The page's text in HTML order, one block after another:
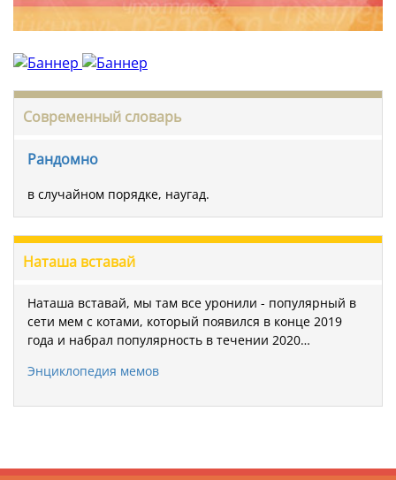
Современный словарь
Рандомно
в случайном порядке, наугад.
Наташа вставай
Наташа вставай, мы там все уронили - популярный в
сети мем с котами, который появился в конце 2019
года и набрал популярность в течении 2020…
Энциклопедия мемов